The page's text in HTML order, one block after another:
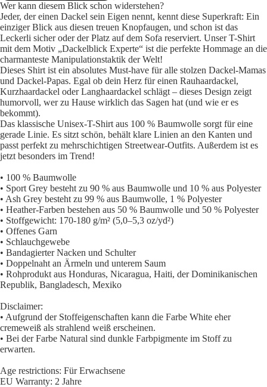
Wer kann diesem Blick schon widerstehen?
Jeder, der einen Dackel sein Eigen nennt, kennt diese Superkraft: Ein
einziger Blick aus diesen treuen Knopfaugen, und schon ist das
Leckerli sicher oder der Platz auf dem Sofa reserviert. Unser T-Shirt
mit dem Motiv „Dackelblick Experte“ ist die perfekte Hommage an die
charmanteste Manipulationstaktik der Welt!
Dieses Shirt ist ein absolutes Must-have für alle stolzen Dackel-Mamas
und Dackel-Papas. Egal ob dein Herz für einen Rauhaardackel,
Kurzhaardackel oder Langhaardackel schlägt – dieses Design zeigt
humorvoll, wer zu Hause wirklich das Sagen hat (und wie er es
bekommt).
Das klassische Unisex-T-Shirt aus 100 % Baumwolle sorgt für eine
gerade Linie. Es sitzt schön, behält klare Linien an den Kanten und
passt perfekt zu mehrschichtigen Streetwear-Outfits. Außerdem ist es
jetzt besonders im Trend!
• 100 % Baumwolle
• Sport Grey besteht zu 90 % aus Baumwolle und 10 % aus Polyester
• Ash Grey besteht zu 99 % aus Baumwolle, 1 % Polyester
• Heather-Farben bestehen aus 50 % Baumwolle und 50 % Polyester
• Stoffgewicht: 170-180 g/m² (5,0–5,3 oz/yd²)
• Offenes Garn
• Schlauchgewebe
• Bandagierter Nacken und Schulter
• Doppelnaht an Ärmeln und unterem Saum
• Rohprodukt aus Honduras, Nicaragua, Haiti, der Dominikanischen
Republik, Bangladesch, Mexiko
Disclaimer:
• Aufgrund der Stoffeigenschaften kann die Farbe White eher
cremeweiß als strahlend weiß erscheinen.
• Bei der Farbe Natural sind dunkle Farbpigmente im Stoff zu
erwarten.
Age restrictions: Für Erwachsene
EU Warranty: 2 Jahre